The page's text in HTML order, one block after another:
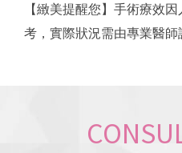
【緻美提醒您】手術療效
考，實際狀況需由專業醫師